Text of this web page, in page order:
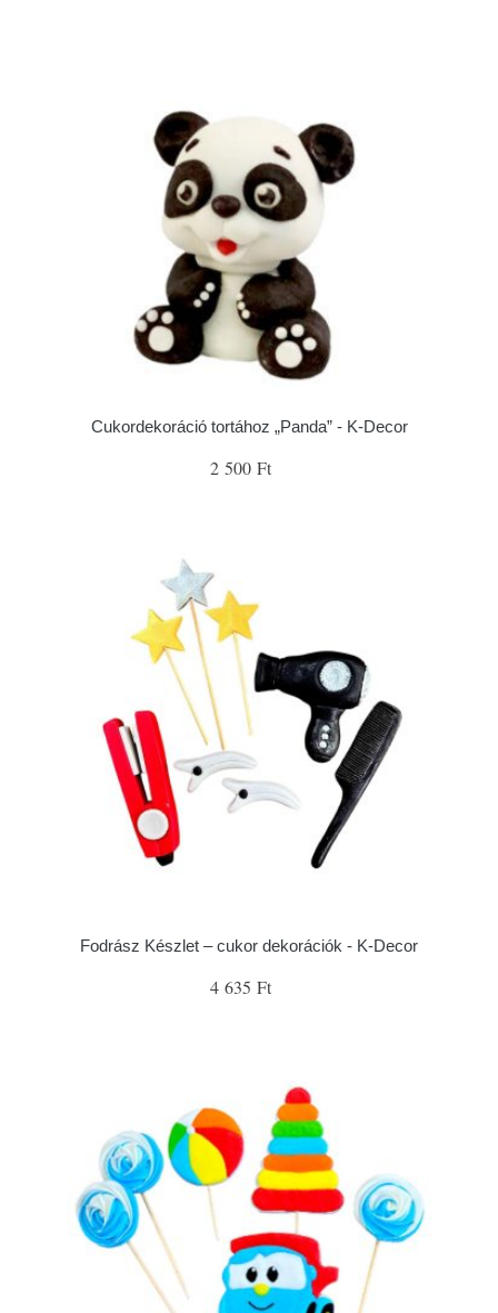
Cukordekoráció tortához „Panda” - K-Decor
2 500 Ft
Fodrász Készlet – cukor dekorációk - K-Decor
4 635 Ft